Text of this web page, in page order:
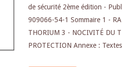
de sécurité 2ème édition -
909066-54-1 Sommaire 1 -
THORIUM 3 - NOCIVITÉ DU
PROTECTION Annexe :